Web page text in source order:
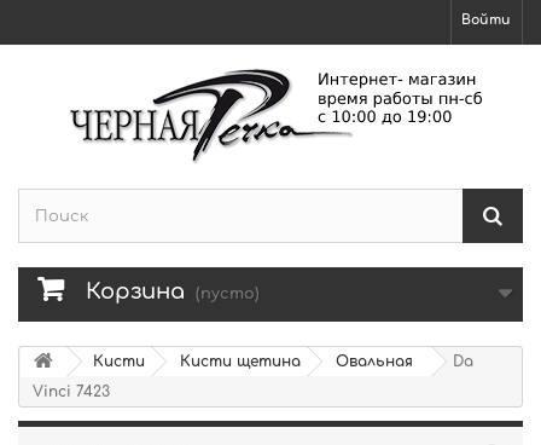
Войти
Корзина (пусто)
Кисти Кисти щетина Овальная
Da
Vinci 7423